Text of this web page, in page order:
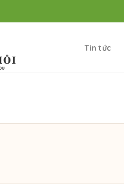
Tin tức